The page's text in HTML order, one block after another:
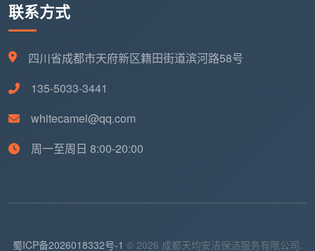
联系方式
四川省成都市天府新区籍田街道滨河路58号
135-5033-3441
whitecamel@qq.com
周一至周日 8:00-20:00
蜀ICP备2026018332号-1 © 2026 成都天均安洁保洁服务有限公司.